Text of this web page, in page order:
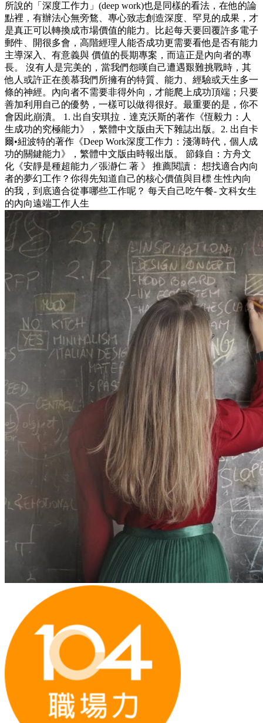
所說的「深度工作力」(deep work)也是同樣的看法，在他的論
點裡，有辦法心無旁鶩、專心致志創造深度、罕見的成果，才
是真正可以轉換成市場價值的能力。比起每天要回覆許多電子
郵件、開很多會，高階經理人能否成功更需要看他是否有能力
主導深入、有意義與 價值的長期專案，而這正是內向者的專
長。 沒有人是完美的，當我們怨嘆自己遭遇艱難挑戰時，其
他人或許正在羨慕我們所擁有的特質、能力、經驗或天生多一
條的神經。內向者不需要非得外向，才能爬上成功頂端；只要
善加利用自己的優勢，一樣可以做得很好。最重要的是，你不
會因此崩潰。 1. 出自安琪拉．達克沃斯的著作《恆毅力：人
生成功的究極能力》，繁體中文版由天下雜誌出版。2. 出自卡
爾•紐波特的著作《Deep Work深度工作力：淺薄時代，個人成
功的關鍵能力》，繁體中文版由時報出版。 節錄自：方舟文
化《安靜是種超能力／張瀞仁 著 》 推薦閱讀： 想找適合內向
者的夢幻工作？你得先知道自己的核心價值與目標 生性內向
的我，到底適合從事哪些工作呢？ 每天自己吃午餐- 文科女生
的內向遠端工作人生